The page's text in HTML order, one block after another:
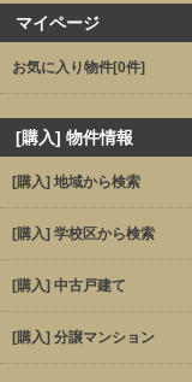
マイページ
お気に入り物件[0件]
[購入] 物件情報
[購入] 地域から検索
[購入] 学校区から検索
[購入] 中古戸建て
[購入] 分譲マンション